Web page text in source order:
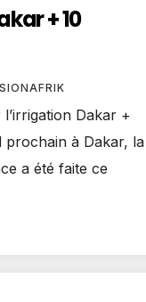
+ 10
Dakar +
prochain à Dakar, la
a été faite ce